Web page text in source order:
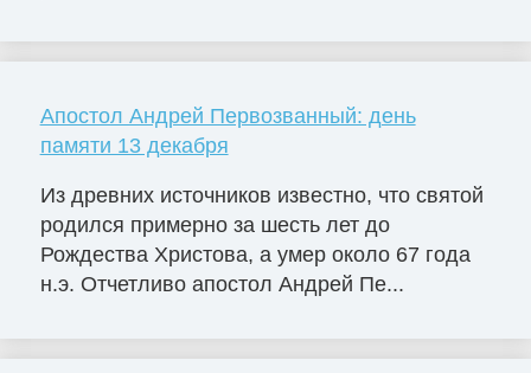
Апостол Андрей Первозванный: день
памяти 13 декабря
Из древних источников известно, что святой
родился примерно за шесть лет до
Рождества Христова, а умер около 67 года
н.э. Отчетливо апостол Андрей Пе...